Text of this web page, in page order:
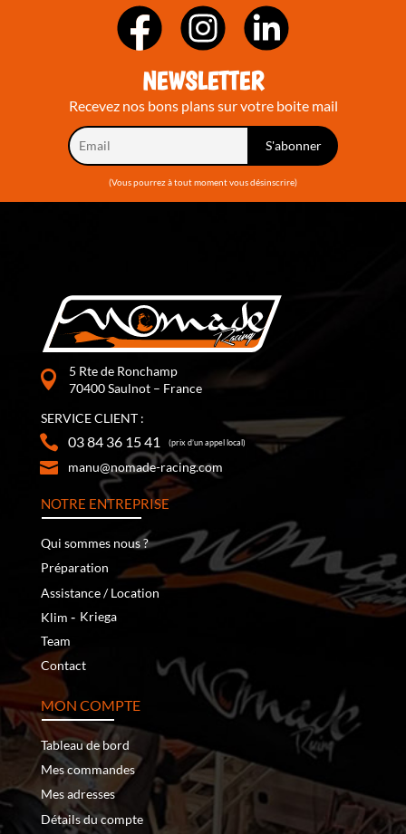
NEWSLETTER
Recevez nos bons plans sur votre boite mail
(Vous pourrez à tout moment vous désinscrire)
5 Rte de Ronchamp
70400 Saulnot – France
SERVICE CLIENT :
03 84 36 15 41 (prix d’un appel local)
manu@nomade-racing.com
NOTRE ENTREPRISE
Qui sommes nous ?
Préparation
Assistance / Location
Klim ‐ Kriega
Team
Contact
MON COMPTE
Tableau de bord
Mes commandes
Mes adresses
Détails du compte